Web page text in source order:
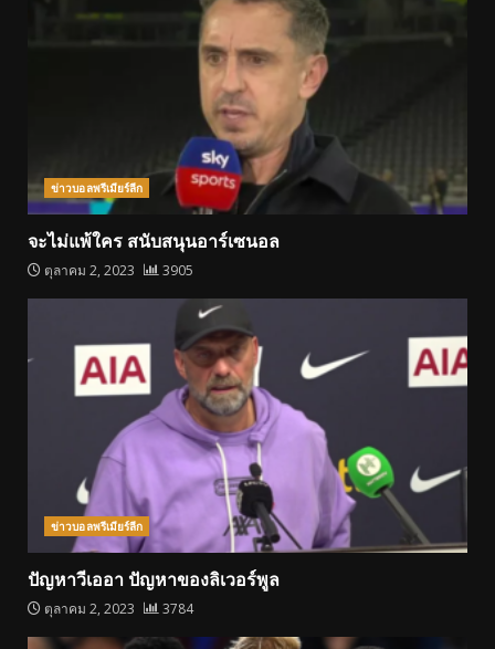
ข่าวบอลพรีเมียร์ลีก
จะไม่แพ้ใคร สนับสนุนอาร์เซนอล
ตุลาคม 2, 2023 3905
ข่าวบอลพรีเมียร์ลีก
ปัญหาวีเออา ปัญหาของลิเวอร์พูล
ตุลาคม 2, 2023 3784